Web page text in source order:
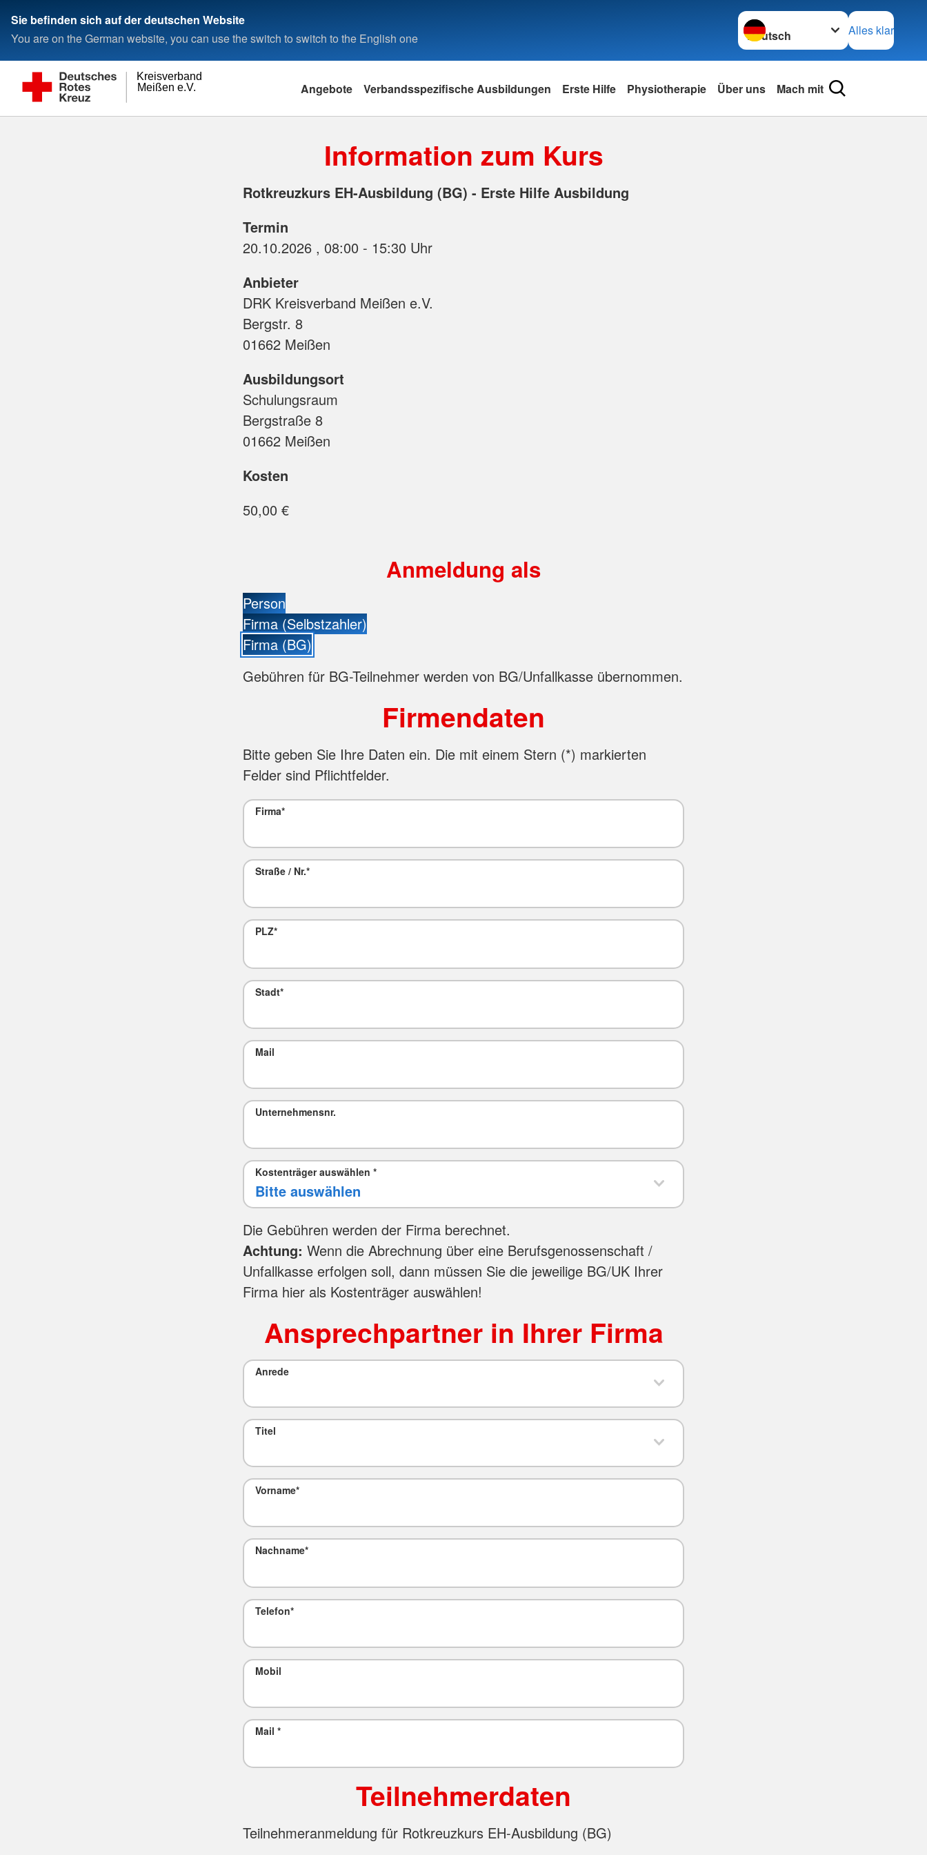
Sie befinden sich auf der deutschen Website
You are on the German website, you can use the switch to switch to the English one
Sprache wechseln zu
Alles klar
Meißen e.V.
Kreisverband
Angebote Verbandsspezifische Ausbildungen Erste Hilfe Physiotherapie Über uns Mach mit
Information zum Kurs
Rotkreuzkurs EH-Ausbildung (BG) - Erste Hilfe Ausbildung
Termin
20.10.2026 , 08:00 - 15:30 Uhr
Anbieter
DRK Kreisverband Meißen e.V.
Bergstr. 8
01662 Meißen
Ausbildungsort
Schulungsraum
Bergstraße 8
01662 Meißen
Kosten
50,00 €
Anmeldung als
Person
Firma (Selbstzahler)
Firma (BG)
Gebühren für BG-Teilnehmer werden von BG/Unfallkasse übernommen.
Firmendaten
Bitte geben Sie Ihre Daten ein. Die mit einem Stern (*) markierten
Felder sind Pflichtfelder.
Firma*
Straße / Nr.*
PLZ*
Stadt*
Mail
Unternehmensnr.
Kostenträger auswählen*
Die Gebühren werden der Firma berechnet.
Achtung: Wenn die Abrechnung über eine Berufsgenossenschaft /
Unfallkasse erfolgen soll, dann müssen Sie die jeweilige BG/UK Ihrer
Firma hier als Kostenträger auswählen!
Ansprechpartner in Ihrer Firma
Anrede
Titel
Vorname*
Nachname*
Telefon*
Mobil
Mail*
Teilnehmerdaten
Teilnehmeranmeldung für Rotkreuzkurs EH-Ausbildung (BG)